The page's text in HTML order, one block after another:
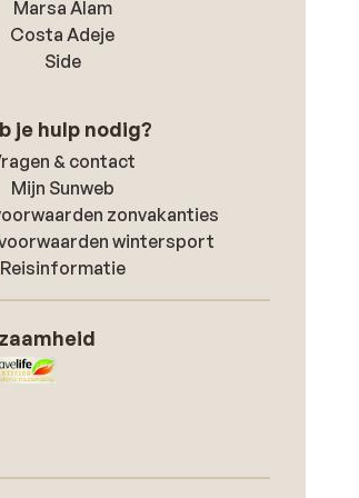
Marsa Alam
Costa Adeje
Side
je hulp nodig?
& contact
Mijn Sunweb
zonvakanties
wintersport
Reisinformatie